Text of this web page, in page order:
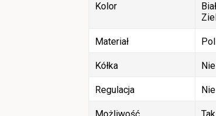
Kolor
Materiał
Kółka Nie
Regulacja Nie